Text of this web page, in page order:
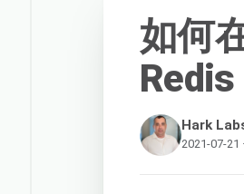
如何
Redis
Hark
2021-07-21